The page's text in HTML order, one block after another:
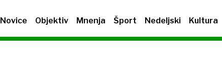
Novice Objektiv Mnenja Šport Nedeljski Kultura